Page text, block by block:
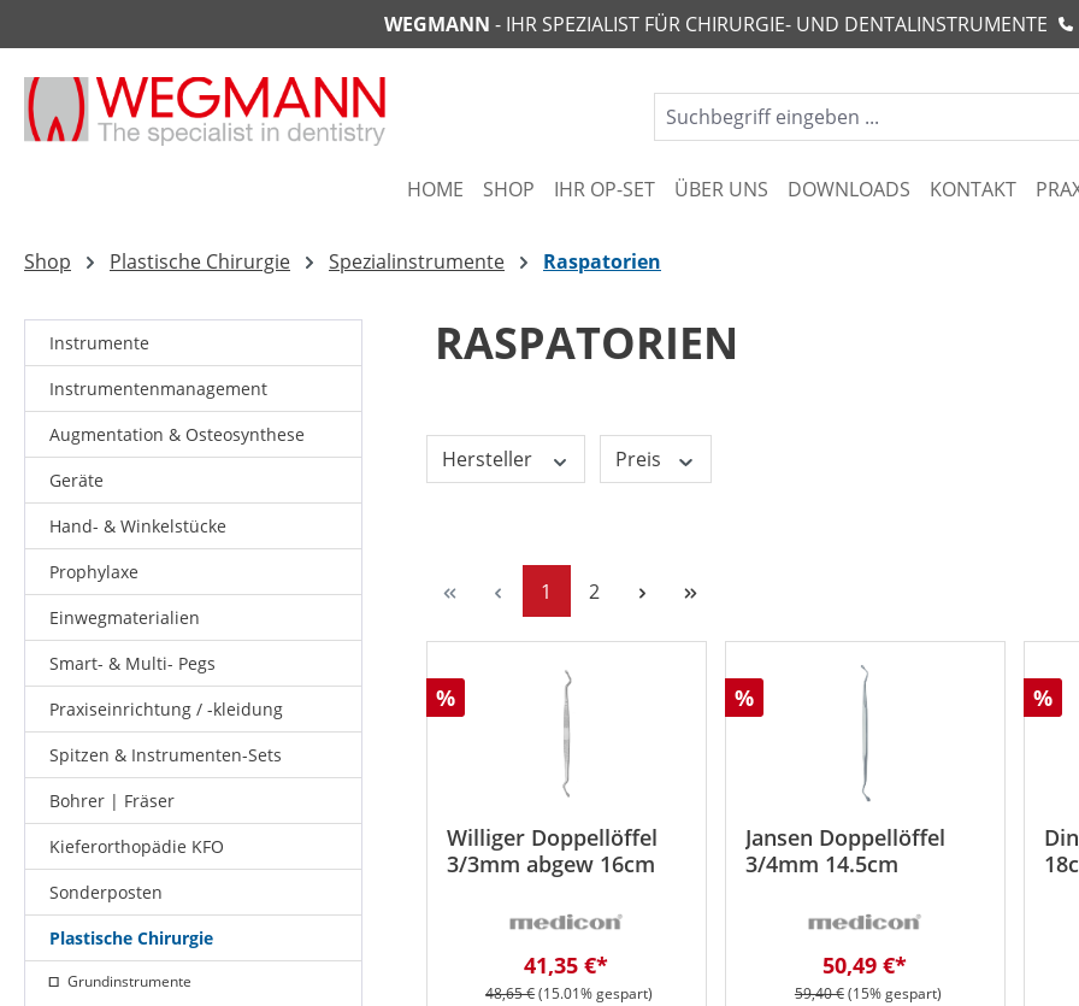
Zur Hauptnavigation springenWEGMANN - IHR SPEZIALIST FÜR CHIRURGIE- UND DENTALINSTRUMENTE
HOME SHOP IHR OP-SET ÜBER UNS DOWNLOADS KONTAKT
Shop Plastische Chirurgie Spezialinstrumente Raspatorien
Instrumente
Instrumentenmanagement
Augmentation & Osteosynthese
Geräte
Hand- & Winkelstücke
Prophylaxe
Einwegmaterialien
Smart- & Multi- Pegs
Praxiseinrichtung / -kleidung
Spitzen & Instrumenten-Sets
Bohrer | Fräser
Kieferorthopädie KFO
Sonderposten
Plastische Chirurgie
Grundinstrumente
RASPATORIEN
Hersteller Preis
Seite
1 Seite
2
Rabatt
%
Williger Doppellöffel
3/3mm abgew 16cm
Verkaufspreis:
41,35 €*
Regulärer Preis:
48,65 €(15.01% gespart)
Rabatt
%
Jansen Doppellöffel
3/4mm 14.5cm
Verkaufspreis:
50,49 €*
Regulärer Preis:
59,40 €(15% gespart)
%